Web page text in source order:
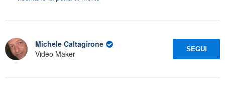
Michele Caltagirone
Video Maker
SEGUI